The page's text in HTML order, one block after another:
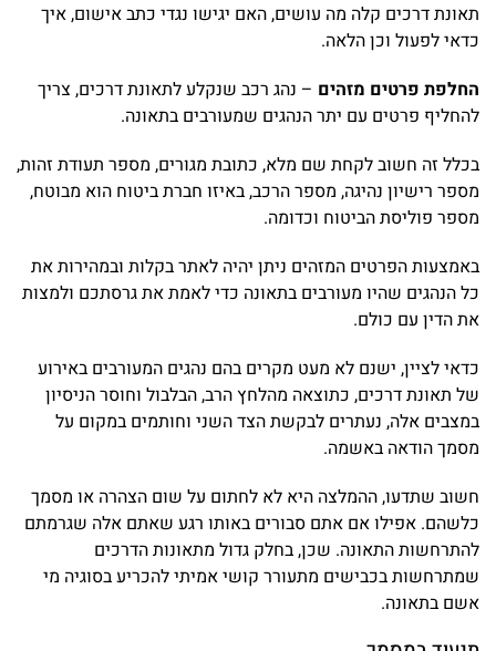
תאונת דרכים קלה מה עושים, האם יגישו נגדי כתב אישום, איך
כדאי לפעול וכן הלאה.
החלפת פרטים מזהים – נהג רכב שנקלע לתאונת דרכים, צריך
להחליף פרטים עם יתר הנהגים שמעורבים בתאונה.
בכלל זה חשוב לקחת שם מלא, כתובת מגורים, מספר תעודת זהות,
מספר רישיון נהיגה, מספר הרכב, באיזו חברת ביטוח הוא מבוטח,
מספר פוליסת הביטוח וכדומה.
באמצעות הפרטים המזהים ניתן יהיה לאתר בקלות ובמהירות את
כל הנהגים שהיו מעורבים בתאונה כדי לאמת את גרסתכם ולמצות
את הדין עם כולם.
כדאי לציין, ישנם לא מעט מקרים בהם נהגים המעורבים באירוע
של תאונת דרכים, כתוצאה מהלחץ הרב, הבלבול וחוסר הניסיון
במצבים אלה, נעתרים לבקשת הצד השני וחותמים במקום על
מסמך הודאה באשמה.
חשוב שתדעו, ההמלצה היא לא לחתום על שום הצהרה או מסמך
כלשהם. אפילו אם אתם סבורים באותו רגע שאתם אלה שגרמתם
להתרחשות התאונה. שכן, בחלק גדול מתאונות הדרכים
שמתרחשות בכבישים מתעורר קושי אמיתי להכריע בסוגיה מי
אשם בתאונה.